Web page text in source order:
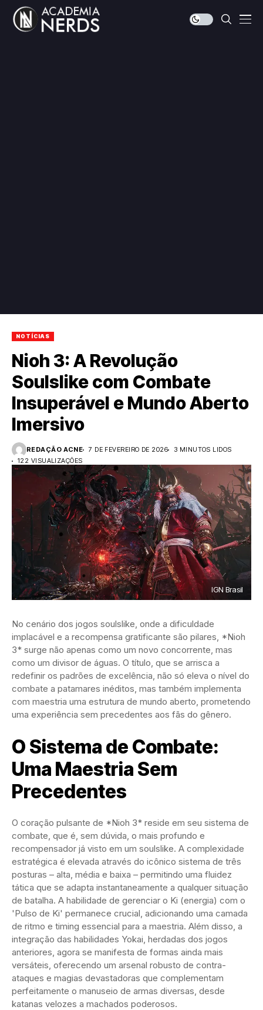
NOTÍCIAS
Nioh 3: A Revolução
Soulslike com Combate
Insuperável e Mundo Aberto
Imersivo
REDAÇÃO ACNE 7 DE FEVEREIRO DE 2026
3 MINUTOS LIDOS
122 VISUALIZAÇÕES
IGN Brasil
No cenário dos jogos soulslike, onde a dificuldade
implacável e a recompensa gratificante são pilares, *Nioh
3* surge não apenas como um novo concorrente, mas
como um divisor de águas. O título, que se arrisca a
redefinir os padrões de excelência, não só eleva o nível do
combate a patamares inéditos, mas também implementa
com maestria uma estrutura de mundo aberto, prometendo
uma experiência sem precedentes aos fãs do gênero.
O Sistema de Combate:
Uma Maestria Sem
Precedentes
O coração pulsante de *Nioh 3* reside em seu sistema de
combate, que é, sem dúvida, o mais profundo e
recompensador já visto em um soulslike. A complexidade
estratégica é elevada através do icônico sistema de três
posturas – alta, média e baixa – permitindo uma fluidez
tática que se adapta instantaneamente a qualquer situação
de batalha. A habilidade de gerenciar o Ki (energia) com o
'Pulso de Ki' permanece crucial, adicionando uma camada
de ritmo e timing essencial para a maestria. Além disso, a
integração das habilidades Yokai, herdadas dos jogos
anteriores, agora se manifesta de formas ainda mais
versáteis, oferecendo um arsenal robusto de contra-
ataques e magias devastadoras que complementam
perfeitamente o manuseio de armas diversas, desde
katanas velozes a machados poderosos.